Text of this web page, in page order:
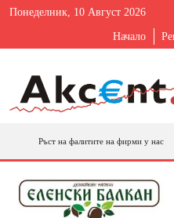
Понеделник, 10 Август 2026
Начало
Ръст на фалитите на фирми у нас